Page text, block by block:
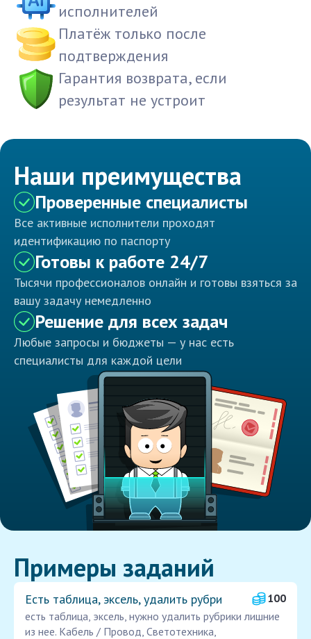
исполнителей
Платёж только после
подтверждения
Гарантия возврата, если
результат не устроит
Наши преимущества
Проверенные специалисты
Все активные исполнители проходят
идентификацию по паспорту
Готовы к работе 24/7
Тысячи профессионалов онлайн и готовы взяться за
вашу задачу немедленно
Решение для всех задач
Любые запросы и бюджеты — у нас есть
специалисты для каждой цели
Примеры заданий
Есть таблица, эксель, удалить рубри
100
есть таблица, эксель, нужно удалить рубрики лишние
из нее. Кабель / Провод, Светотехника,